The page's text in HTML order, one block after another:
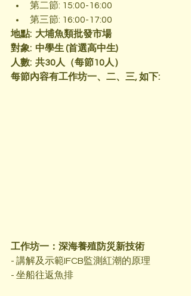
第二節: 15:00-16:00
第三節: 16:00-17:00
地點:  大埔魚類批發市場
對象:  中學生 (首選高中生)
人數:  共30人（每節10人）
每節內容有工作坊一、二、三, 如下:
工作坊一：深海養殖防災新技術
- 講解及示範IFCB監測紅潮的原理
- 坐船往返魚排